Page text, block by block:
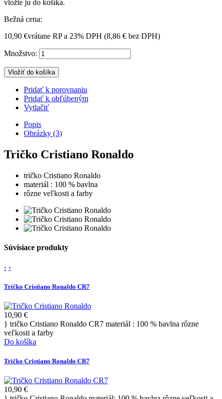
vložte ju do košíka.
Bežná cena:
10,90 €vrátane RP a 23% DPH (8,86 € bez DPH)
Množstvo:
Vložiť do košíka
Pridať k porovnaniu
Pridať k obľúbeným
Vytlačiť
Popis
Obrázky (3)
Tričko Cristiano Ronaldo
tričko Cristiano Ronaldo
materiál : 100 % bavlna
rôzne veľkosti a farby
Súvisiace produkty
‹ ›
Tričko Cristiano Ronaldo CR7
10,90 €
} tričko Cristiano Ronaldo CR7 materiál : 100 % bavlna rôzne
veľkosti a farby
Do košíka
Tričko Cristiano Ronaldo CR7
10,90 €